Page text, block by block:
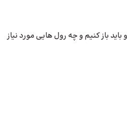
باز کنیم و چه رول هایی مورد نیاز